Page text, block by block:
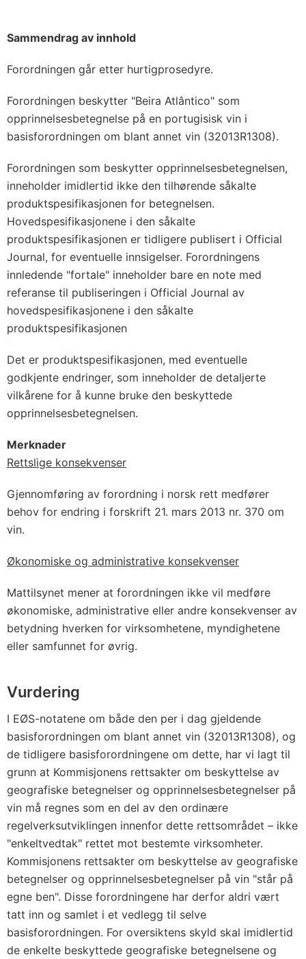
Sammendrag av innhold
Forordningen går etter hurtigprosedyre.
Forordningen beskytter "Beira Atlântico" som
opprinnelsesbetegnelse på en portugisisk vin i
basisforordningen om blant annet vin (32013R1308).
Forordningen som beskytter opprinnelsesbetegnelsen,
inneholder imidlertid ikke den tilhørende såkalte
produktspesifikasjonen for betegnelsen.
Hovedspesifikasjonene i den såkalte
produktspesifikasjonen er tidligere publisert i Official
Journal, for eventuelle innsigelser. Forordningens
innledende "fortale" inneholder bare en note med
referanse til publiseringen i Official Journal av
hovedspesifikasjonene i den såkalte
produktspesifikasjonen
Det er produktspesifikasjonen, med eventuelle
godkjente endringer, som inneholder de detaljerte
vilkårene for å kunne bruke den beskyttede
opprinnelsesbetegnelsen.
Merknader
Rettslige konsekvenser
Gjennomføring av forordning i norsk rett medfører
behov for endring i forskrift 21. mars 2013 nr. 370 om
vin.
Økonomiske og administrative konsekvenser
Mattilsynet mener at forordningen ikke vil medføre
økonomiske, administrative eller andre konsekvenser av
betydning hverken for virksomhetene, myndighetene
eller samfunnet for øvrig.
Vurdering
I EØS-notatene om både den per i dag gjeldende
basisforordningen om blant annet vin (32013R1308), og
de tidligere basisforordningene om dette, har vi lagt til
grunn at Kommisjonens rettsakter om beskyttelse av
geografiske betegnelser og opprinnelsesbetegnelser på
vin må regnes som en del av den ordinære
regelverksutviklingen innenfor dette rettsområdet – ikke
"enkeltvedtak" rettet mot bestemte virksomheter.
Kommisjonens rettsakter om beskyttelse av geografiske
betegnelser og opprinnelsesbetegnelser på vin "står på
egne ben". Disse forordningene har derfor aldri vært
tatt inn og samlet i et vedlegg til selve
basisforordningen. For oversiktens skyld skal imidlertid
de enkelte beskyttede geografiske betegnelsene og